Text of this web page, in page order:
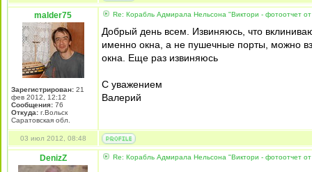
malder75
Зарегистрирован: 21
фев 2012, 12:12
Сообщения: 76
Откуда: г.Вольск
Саратовская обл.
Re: Корабль Адмирала Нельсона "Виктори - фотоотчет от
Добрый день всем. Извиняюсь, что
именно окна, а не пушечные порты, можно
окна. Еще раз извиняюсь
С уважением
Валерий
03 июл 2012, 08:48
DenizZ Re: Корабль Адмирала Нельсона "Виктори - фотоотчет от